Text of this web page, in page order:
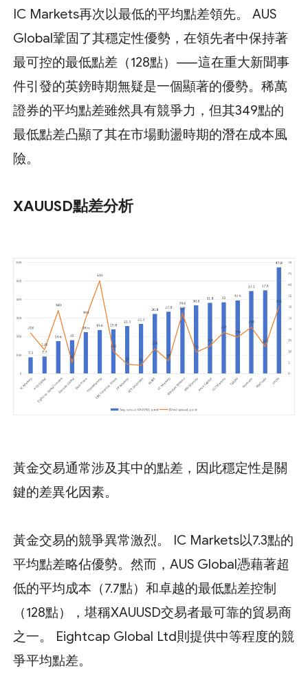
IC Markets再次以最低的平均點差領先。 AUS
Global鞏固了其穩定性優勢，在領先者中保持著
最可控的最低點差（128點）——這在重大新聞事
件引發的英鎊時期無疑是一個顯著的優勢。稀萬
證券的平均點差雖然具有競爭力，但其349點的
最低點差凸顯了其在市場動盪時期的潛在成本風
險。
XAUUSD點差分析
黃金交易通常涉及其中的點差，因此穩定性是關
鍵的差異化因素。
黃金交易的競爭異常激烈。 IC Markets以7.3點的
平均點差略佔優勢。然而，AUS Global憑藉著超
低的平均成本（7.7點）和卓越的最低點差控制
（128點），堪稱XAUUSD交易者最可靠的貿易商
之一。 Eightcap Global Ltd則提供中等程度的競
爭平均點差。